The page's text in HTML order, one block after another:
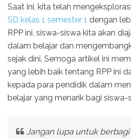
Saat ini, kita telah mengeksplorasi
SD kelas 1 semester 1 dengan
RPP ini, siswa-siswa kita akan
dalam belajar dan
sejak dini. Semoga artikel ini
yang lebih baik tentang RPP ini
kepada para pendidik dalam
belajar yang menarik bagi siswa-
Jangan lupa untuk